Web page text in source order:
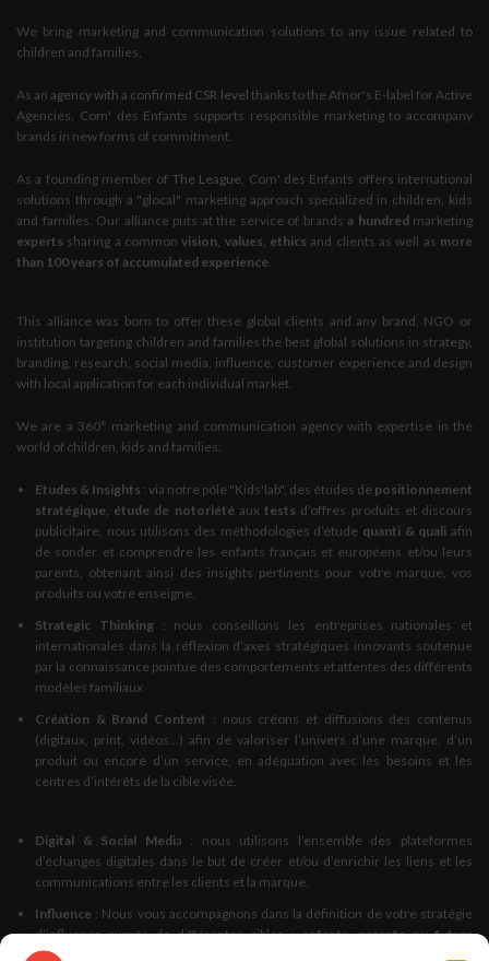
We bring marketing and communication solutions to any issue related to
children and families,
As anagency with a confirmed CSR level thanks to the Afnor's E-label for Active
Agencies, Com' des Enfants supports responsible marketing to accompany
brands in new forms of commitment.
As a founding member of The League , Com' des Enfants offers international
solutions through a "glocal" marketing approach specialized in children, kids
and families. Our alliance puts at the service of brands a hundred marketing
experts sharing a commonvision, values, ethics and clients as well as more
than 100 years of accumulated experience
This alliance was born to offer these global clients and any brand, NGO or
institution targeting children and families the best global solutions in strategy,
branding, research, social media, influence, customer experience and design
with local application for each individual market.
We are a 360° marketing and communication agency with expertise in the
world of children, kids and families:
Etudes & Insights : via notre pôle "Kids'lab", des études de positionnement
stratégique, étude de notoriété auxtests d’offres produits et discours
publicitaire, nous utilisons des méthodologies d’étude quanti & quali afin
de sonder et comprendre les enfants français et européens et/ou leurs
parents, obtenant ainsi des insights pertinents pour votre marque, vos
produits ou votre enseigne.
Strategic Thinking: nous conseillons les entreprises nationales et
internationales dans la réflexion d’axes stratégiques innovants soutenue
par la connaissance pointue des comportements et attentes des différents
modèles familiaux
Création & Brand Content : nous créons et diffusions des contenus
(digitaux, print, vidéos...) afin de valoriser l’univers d’une marque, d’un
produit ou encore d’un service, en adéquation avec les besoins et les
centres d’intérêts de la cible visée.
Digital & Social Media : nous utilisons l’ensemble des plateformes
d’échanges digitales dans le but de créer et/ou d’enrichir les liens et les
communications entre les clients et la marque.
Influence : Nous vous accompagnons dans la définition de votre stratégie
d’influence auprès de différentes cibles :enfants, parents ou futurs
parents, familles et enseignants